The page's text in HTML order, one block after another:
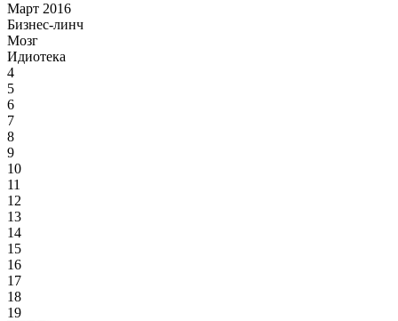
Март 2016
Бизнес-линч
Мозг
Идиотека
4
5
6
7
8
9
10
11
12
13
14
15
16
17
18
19